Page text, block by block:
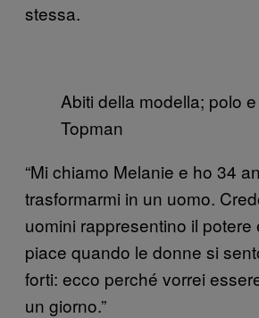
stessa.
Abiti della modella; polo
Topman
“Mi chiamo Melanie e ho 34
trasformarmi in un uomo.
uomini rappresentino il potere
piace quando le donne si
forti: ecco perché vorrei
un giorno.”